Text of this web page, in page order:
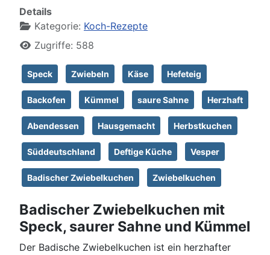
Details
Kategorie: Koch-Rezepte
Zugriffe: 588
Speck Zwiebeln Käse Hefeteig
Backofen Kümmel saure Sahne Herzhaft
Abendessen Hausgemacht Herbstkuchen
Süddeutschland Deftige Küche Vesper
Badischer Zwiebelkuchen Zwiebelkuchen
Badischer Zwiebelkuchen mit
Speck, saurer Sahne und Kümmel
Der Badische Zwiebelkuchen ist ein herzhafter